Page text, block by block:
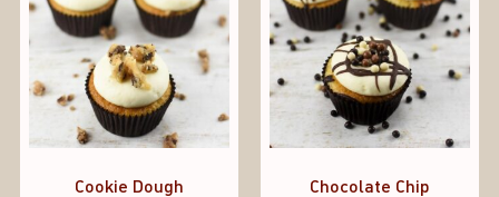
Cookie Dough Chocolate Chip